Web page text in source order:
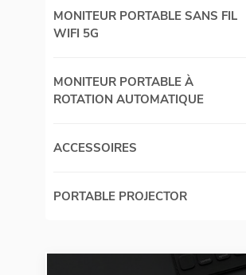
MONITEUR PORTABLE SANS FIL
WIFI 5G
MONITEUR PORTABLE À
ROTATION AUTOMATIQUE
ACCESSOIRES
PORTABLE PROJECTOR